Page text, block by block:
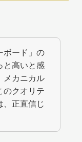
ボード」の
と高いと感
メカニカル
のクオリテ
、正直信じ